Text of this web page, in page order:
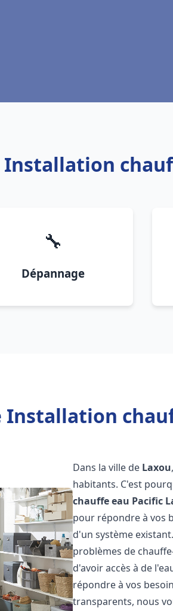
Installation
🔧
Dépannage
Installation
Dans la ville de Laxou
habitants. C'est
chauffe eau Pacific
pour répondre à vos
d'un système
problèmes de
d'avoir accès à de
répondre à vos
transparents, nous